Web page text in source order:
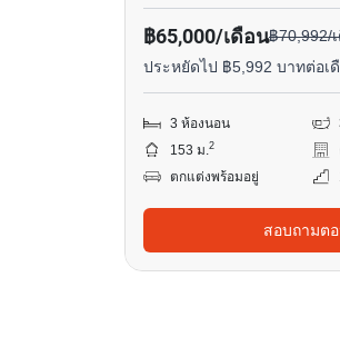
฿65,000/เดือน฿70,992/
ประหยัดไป ฿5,992 บาทต่อเ
3 ห้องนอน
153 ม.2
ตกแต่งพร้อมอยู่
สอบถามต